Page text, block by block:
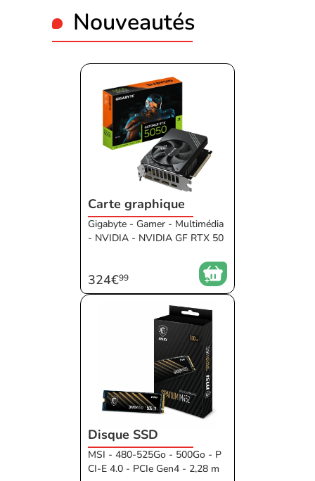
Nouveautés
Carte graphique
Gigabyte - Gamer - Multimédia
- NVIDIA - NVIDIA GF RTX 50
- Actif - 145 mm - Sans Low P
rofile - Noir - Non overclockée
- 0421 AI TOPS
324€99
Disque SSD
MSI - 480-525Go - 500Go - P
CI-E 4.0 - PCIe Gen4 - 2,28 m